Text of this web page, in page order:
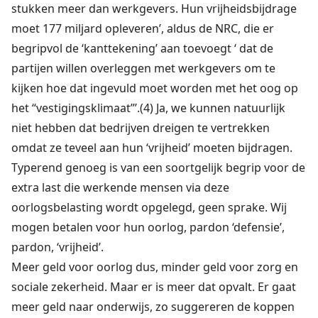
stukken meer dan werkgevers. Hun vrijheidsbijdrage
moet 177 miljard opleveren’, aldus de NRC, die er
begripvol de ‘kanttekening’ aan toevoegt ‘ dat de
partijen willen overleggen met werkgevers om te
kijken hoe dat ingevuld moet worden met het oog op
het “vestigingsklimaat”’.(4) Ja, we kunnen natuurlijk
niet hebben dat bedrijven dreigen te vertrekken
omdat ze teveel aan hun ‘vrijheid’ moeten bijdragen.
Typerend genoeg is van een soortgelijk begrip voor de
extra last die werkende mensen via deze
oorlogsbelasting wordt opgelegd, geen sprake. Wij
mogen betalen voor hun oorlog, pardon ‘defensie’,
pardon, ‘vrijheid’.
Meer geld voor oorlog dus, minder geld voor zorg en
sociale zekerheid. Maar er is meer dat opvalt. Er gaat
meer geld naar onderwijs, zo suggereren de koppen